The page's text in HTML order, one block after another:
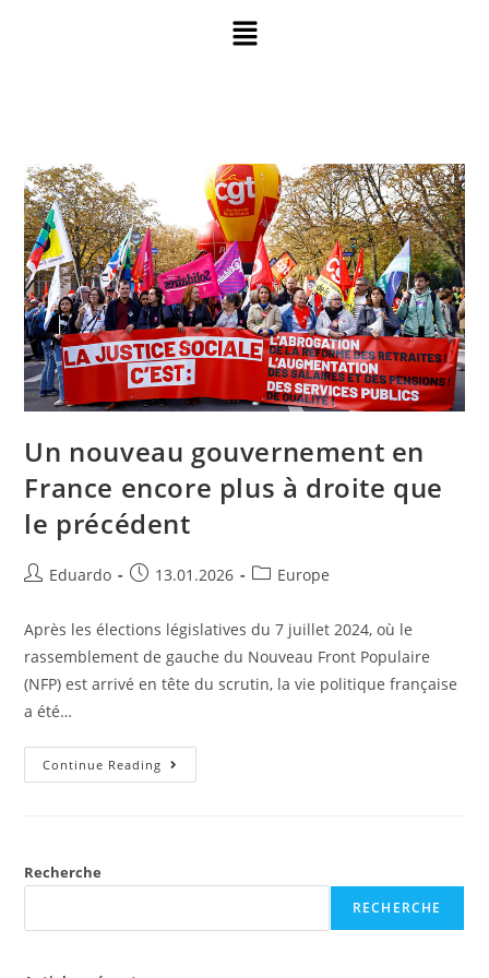
Un nouveau gouvernement en
France encore plus à droite que
le précédent
Eduardo 13.01.2026 Europe
Après les élections législatives du 7 juillet 2024, où le
rassemblement de gauche du Nouveau Front Populaire
(NFP) est arrivé en tête du scrutin, la vie politique française
a été…
Continue Reading
Recherche
RECHERCHE